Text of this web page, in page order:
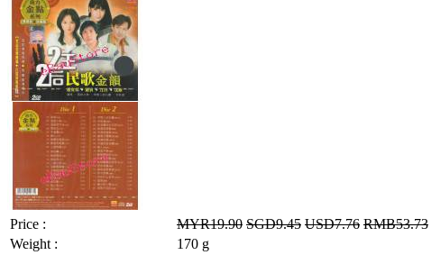
Price : MYR19.90 SGD9.45 USD7.76 RMB53.73
Weight :
170 g